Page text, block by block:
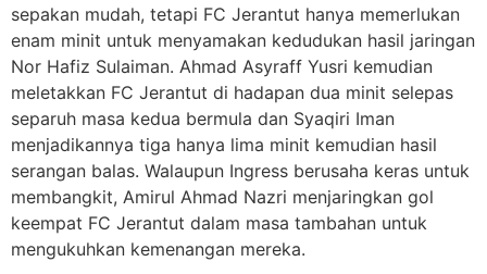
sepakan mudah, tetapi FC Jerantut hanya memerlukan
enam minit untuk menyamakan kedudukan hasil jaringan
Nor Hafiz Sulaiman. Ahmad Asyraff Yusri kemudian
meletakkan FC Jerantut di hadapan dua minit selepas
separuh masa kedua bermula dan Syaqiri Iman
menjadikannya tiga hanya lima minit kemudian hasil
serangan balas. Walaupun Ingress berusaha keras untuk
membangkit, Amirul Ahmad Nazri menjaringkan gol
keempat FC Jerantut dalam masa tambahan untuk
mengukuhkan kemenangan mereka.